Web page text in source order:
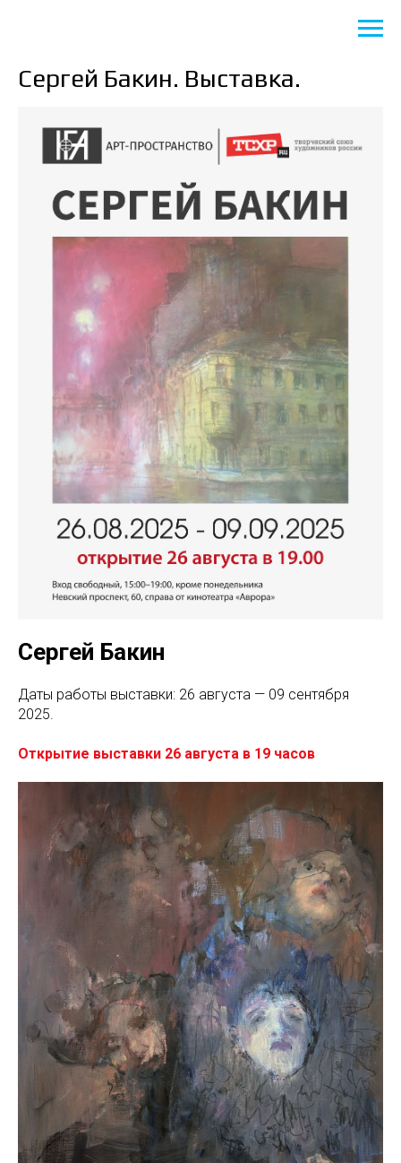
Сергей Бакин. Выставка.
Сергей Бакин
Даты работы выставки: 26 августа — 09 сентября
2025.
Открытие выставки 26 августа в 19 часов